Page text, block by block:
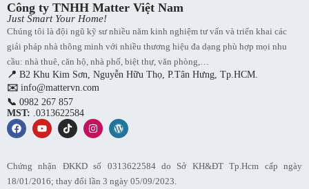
Công ty TNHH Matter Việt Nam
Just Smart Your Home!
Chúng tôi là đội ngũ kỹ sư nhiều năm kinh nghiệm tư vấn và triển khai các
giải pháp nhà thông minh với nhiều thương hiệu đa dạng phù hợp mọi nhu
cầu: nhà thuê, căn hộ, nhà phố, biệt thự, văn phòng,…
📍 B2 Khu Kim Sơn, Nguyễn Hữu Thọ, P.Tân Hưng, Tp.HCM.
✉️ info@mattervn.com
📞 0982 267 857
MST: .0313622584
Chứng nhận ĐKKD số 0313622584 do Sở KH&ĐT Tp.Hcm cấp ngày
18/01/2016; thay đổi lần 3 ngày 05/09/2023.